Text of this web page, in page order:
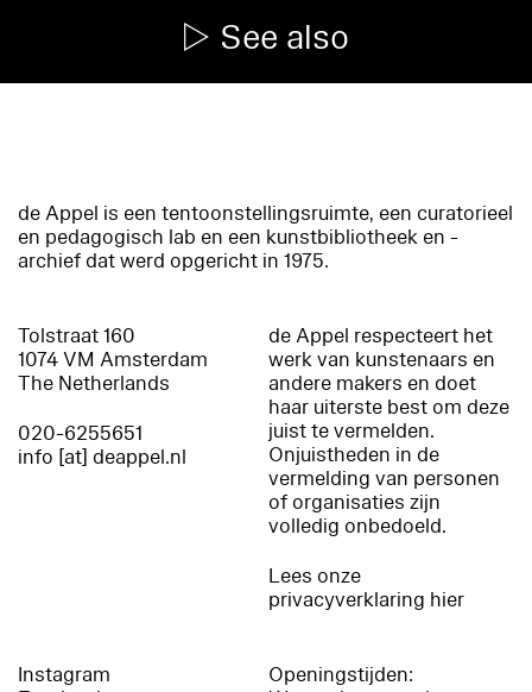
See also
de Appel is een tentoonstellingsruimte, een curatorieel
en pedagogisch lab en een kunstbibliotheek en -
archief dat werd opgericht in 1975.
Tolstraat 160
1074 VM Amsterdam
The Netherlands
020-6255651
info [at] deappel.nl
de Appel respecteert het
werk van kunstenaars en
andere makers en doet
haar uiterste best om deze
juist te vermelden.
Onjuistheden in de
vermelding van personen
of organisaties zijn
volledig onbedoeld.
Lees onze
privacyverklaring hier
Instagram
Openingstijden: